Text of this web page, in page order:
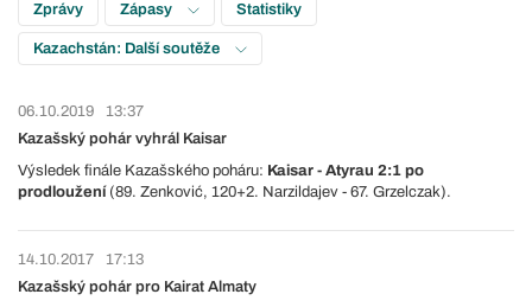
Zprávy Zápasy Statistiky
Kazachstán: Další soutěže
06.10.2019
13:37
Kazašský pohár vyhrál Kaisar
Výsledek finále Kazašského poháru: Kaisar - Atyrau 2:1 po
prodloužení (89. Zenković, 120+2. Narzildajev - 67. Grzelczak).
14.10.2017
17:13
Kazašský pohár pro Kairat Almaty